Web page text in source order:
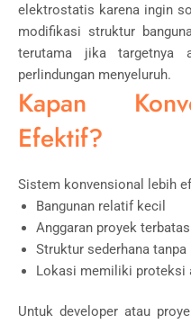
elektrostatis karena ingin
modifikasi struktur
terutama jika targetnya
perlindungan menyeluruh.
Kapan
Efektif?
Sistem konvensional lebih
Bangunan relatif kecil
Anggaran proyek terbatas
Struktur sederhana
Lokasi memiliki proteksi
Untuk developer atau